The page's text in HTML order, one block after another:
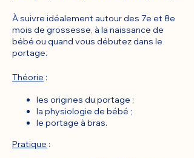
À suivre idéalement autour des 7e et 8e
mois de grossesse, à la naissance de
bébé ou quand vous débutez dans le
portage.
Théorie :
les origines du portage ;
la physiologie de bébé ;
le portage à bras.
Pratique :